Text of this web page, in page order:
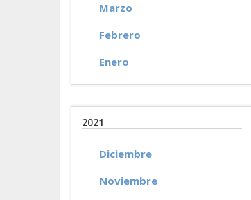
Marzo
Febrero
Enero
2021
Diciembre
Noviembre